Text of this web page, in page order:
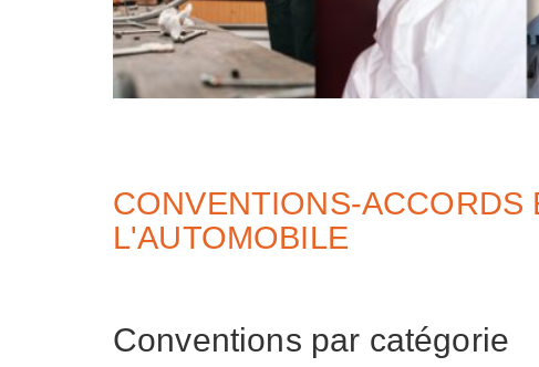
CONVENTIONS-ACCORDS
L'AUTOMOBILE
Conventions par catégorie